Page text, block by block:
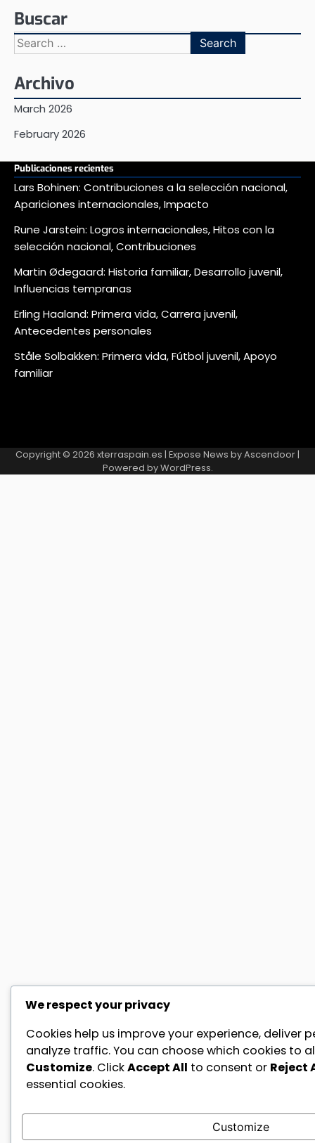
Buscar
Search
for:
Archivo
March 2026
February 2026
Publicaciones recientes
Lars Bohinen: Contribuciones a la selección nacional,
Apariciones internacionales, Impacto
Rune Jarstein: Logros internacionales, Hitos con la
selección nacional, Contribuciones
Martin Ødegaard: Historia familiar, Desarrollo juvenil,
Influencias tempranas
Erling Haaland: Primera vida, Carrera juvenil,
Antecedentes personales
Ståle Solbakken: Primera vida, Fútbol juvenil, Apoyo
familiar
Copyright © 2026 xterraspain.es | Expose News byAscendoor|
Powered byWordPress.
We respect your privacy
Cookies help us improve your experience, deliver
analyze traffic. You can choose which cookies to
Customize. ClickAccept All to consent or Reject
essential cookies.
Customize